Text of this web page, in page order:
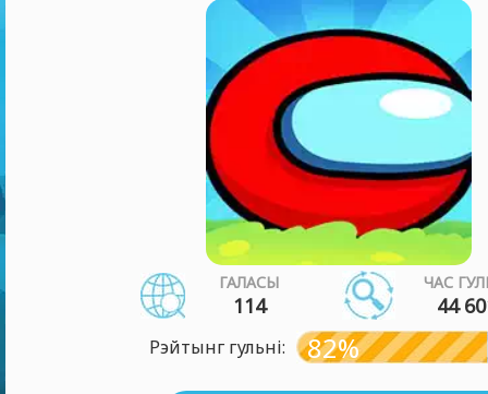
ГАЛАСЫ
114
ЧАС
44
Рэйтынг гульні: 82%